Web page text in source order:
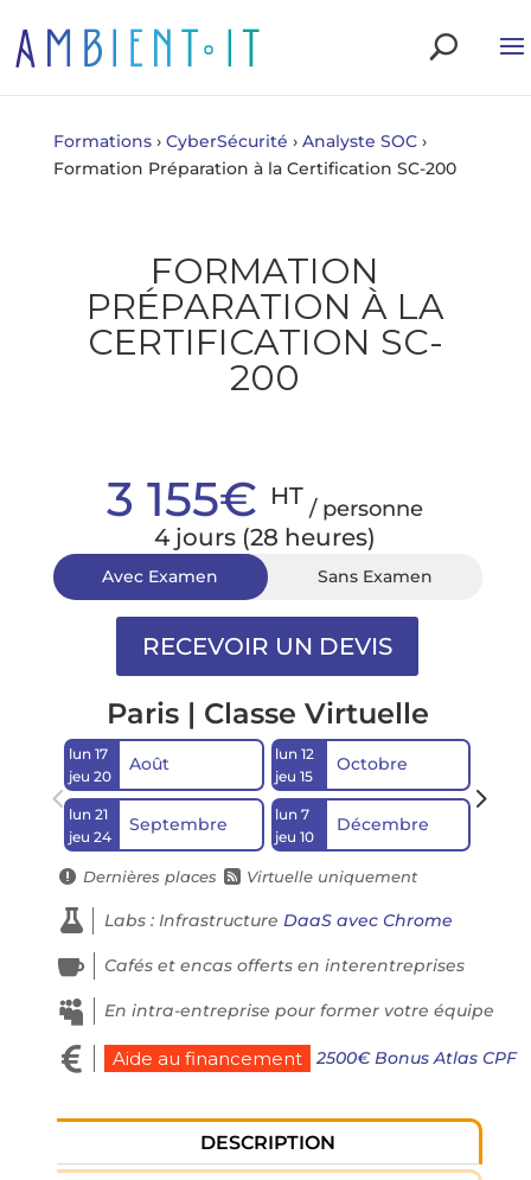
Formations › CyberSécurité › Analyste SOC ›
Formation Préparation à la Certification SC-200
FORMATION
PRÉPARATION À LA
CERTIFICATION SC-
200
3 155€ HT / personne
4 jours (28 heures)
Avec Examen Sans Examen
Paris | Classe Virtuelle
lun 17
jeu 20
Août
lun 21
jeu 24
Septembre
lun 12
jeu 15
Octobre
lun 7
jeu 10
Décembre
 Dernières places  Virtuelle uniquement
 Labs : Infrastructure DaaS avec Chrome
 Cafés et encas offerts en interentreprises
 En intra-entreprise pour former votre équipe
 Aide au financement 2500€ Bonus Atlas CPF
DESCRIPTION